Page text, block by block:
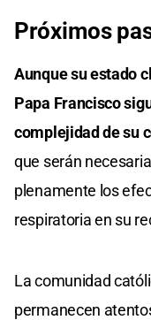
Próximos
Aunque su estado
Papa Francisco
complejidad de su
que serán
plenamente los
respiratoria en su
La comunidad
permanecen